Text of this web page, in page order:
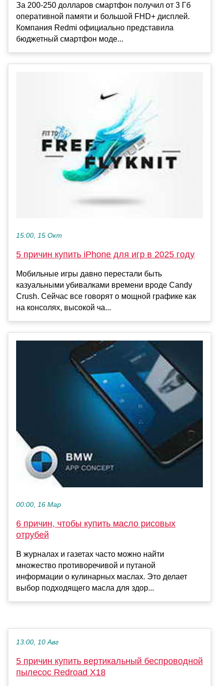
За 200-250 долларов смартфон получил от 3 Гб
оперативной памяти и большой FHD+ дисплей.
Компания Redmi официально представила
бюджетный смартфон моде...
15:00, 15 Окт
5 причин купить iPhone для игр в 2025 году
Мобильные игры давно перестали быть
казуальными убивалками времени вроде Candy
Crush. Сейчас все говорят о мощной графике как
на консолях, высокой ча...
00:00, 16 Мар
6 причин, чтобы купить масло рисовых
отрубей
В журналах и газетах часто можно найти
множество противоречивой и путаной
информации о кулинарных маслах. Это делает
выбор подходящего масла для здор...
13:00, 10 Авг
5 причин купить вертикальный беспроводной
пылесос Redroad X18